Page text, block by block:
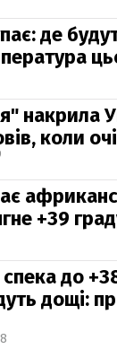
де
накрила
коли
+39
до
дощі: